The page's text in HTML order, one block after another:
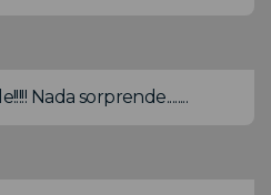
Nada sorprende........